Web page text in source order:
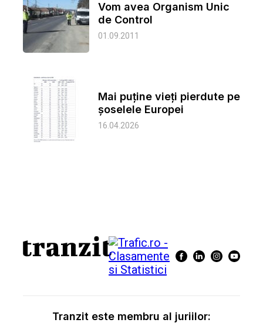
Vom avea Organism Unic
de Control
01.09.2011
Mai puține vieți pierdute pe
șoselele Europei
16.04.2026
Tranzit este membru al juriilor: